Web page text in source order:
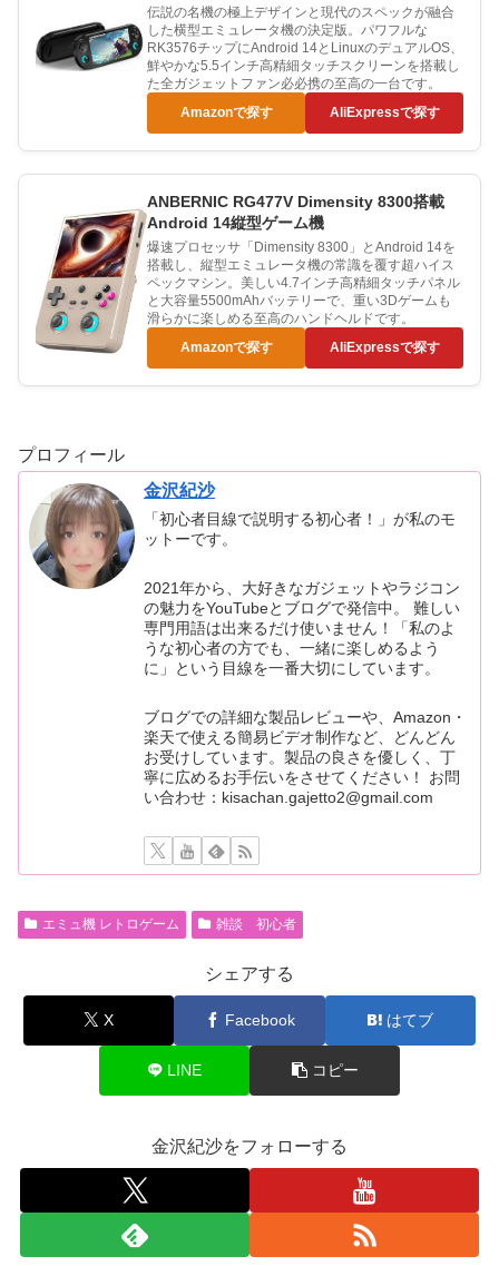
伝説の名機の極上デザインと現代のスペックが融合
した横型エミュレータ機の決定版。パワフルな
RK3576チップにAndroid 14とLinuxのデュアルOS、
鮮やかな5.5インチ高精細タッチスクリーンを搭載し
た全ガジェットファン必必携の至高の一台です。
Amazonで探す
AliExpressで探す
ANBERNIC RG477V Dimensity 8300搭載
Android 14縦型ゲーム機
爆速プロセッサ「Dimensity 8300」とAndroid 14を
搭載し、縦型エミュレータ機の常識を覆す超ハイス
ペックマシン。美しい4.7インチ高精細タッチパネル
と大容量5500mAhバッテリーで、重い3Dゲームも
滑らかに楽しめる至高のハンドヘルドです。
Amazonで探す
AliExpressで探す
プロフィール
金沢紀沙
「初心者目線で説明する初心者！」が私のモ
ットーです。
2021年から、大好きなガジェットやラジコン
の魅力をYouTubeとブログで発信中。 難しい
専門用語は出来るだけ使いません！「私のよ
うな初心者の方でも、一緒に楽しめるよう
に」という目線を一番大切にしています。
ブログでの詳細な製品レビューや、Amazon・
楽天で使える簡易ビデオ制作など、どんどん
お受けしています。製品の良さを優しく、丁
寧に広めるお手伝いをさせてください！ お問
い合わせ：kisachan.gajetto2@gmail.com
エミュ機 レトロゲーム 雑談 初心者
シェアする
X Facebook はてブ
LINE コピー
金沢紀沙をフォローする